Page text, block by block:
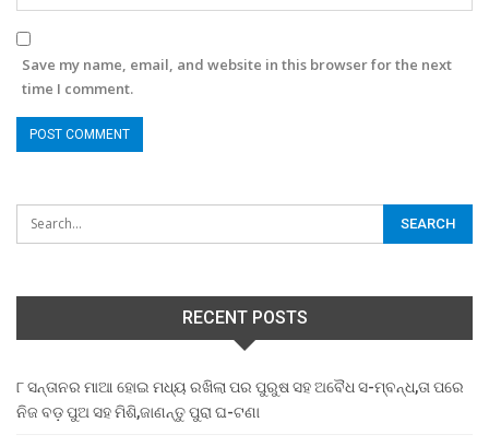
Save my name, email, and website in this browser for the next
time I comment.
RECENT POSTS
୮ ସନ୍ତାନର ମାଆ ହୋଇ ମଧ୍ୟ ରଖିଲା ପର ପୁରୁଷ ସହ ଅବୈଧ ସ-ମ୍ବନ୍ଧ,ତା ପରେ
ନିଜ ବଡ଼ ପୁଅ ସହ ମିଶି,ଜାଣନ୍ତୁ ପୁରା ଘ-ଟଣା